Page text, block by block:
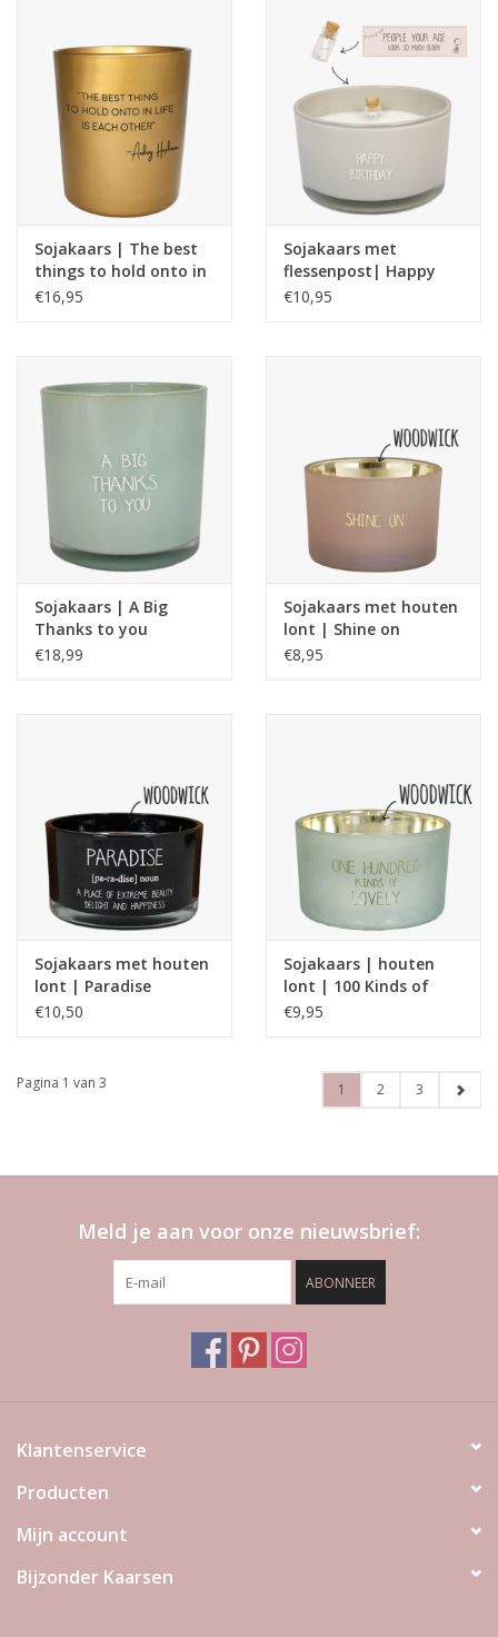
Sojakaars | The best
things to hold onto in
life is each other |
€16,95
Sojakaars met
flessenpost| Happy
Birtday | Fig's Delight
€10,95
Sojakaars | A Big
Thanks to you
€18,99
Sojakaars met houten
lont | Shine on
€8,95
Sojakaars met houten
lont | Paradise
€10,50
Sojakaars | houten
lont | 100 Kinds of
Lovely
€9,95
Pagina 1 van 3 1 2 3
Meld je aan voor onze nieuwsbrief:
ABONNEER
Klantenservice
Producten
Mijn account
Bijzonder Kaarsen